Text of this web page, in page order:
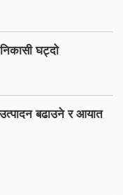
घट्दो
उत्पादन बढाउने र आयात